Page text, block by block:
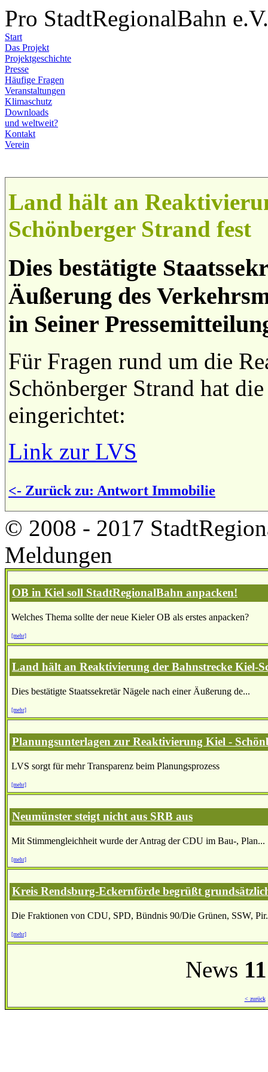
Pro StadtRegionalBahn e.V.
Start
Das Projekt
Projektgeschichte
Presse
Häufige Fragen
Veranstaltungen
Klimaschutz
Downloads
und weltweit?
Kontakt
Verein
Land hält an
Schönberger Strand fest
Dies bestätigte
Äußerung des
in Seiner
Für Fragen rund um die
Schönberger Strand hat
eingerichtet:
Link zur LVS
<- Zurück zu: Antwort Immobilie
© 2008 - 2017
Meldungen
OB in Kiel soll StadtRegionalBahn anpacken!
Welches Thema sollte der neue Kieler OB als erstes anpacken?
[mehr]
Land hält an Reaktivierung der Bahnstrecke Kiel-
Dies bestätigte Staatssekretär Nägele nach einer Äußerung de...
[mehr]
Planungsunterlagen zur Reaktivierung Kiel -
LVS sorgt für mehr Transparenz beim Planungsprozess
[mehr]
Neumünster steigt nicht aus SRB aus
Mit Stimmengleichheit wurde der Antrag der CDU im Bau-, Plan...
[mehr]
Kreis Rendsburg-Eckernförde begrüßt
Die Fraktionen von CDU, SPD, Bündnis 90/Die Grünen, SSW,
[mehr]
News
< zurück